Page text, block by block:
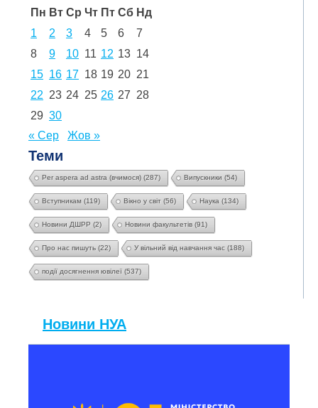
Пн Вт Ср Чт Пт Сб Нд
1
2 3 4 5 6
7
8
9 10 11 12 13 14
15 16 17 18 19 20 21
22 23 24 25 26 27 28
29 30
« Сер
Жов »
Теми
Per aspera ad astra (вчимося) (287) Випускники (54)
Вступникам (119) Вікно у світ (56) Наука (134)
Новини ДШРР (2) Новини факультетів (91)
Про нас пишуть (22) У вільний від навчання час (188)
події досягнення ювілеї (537)
Новини НУА